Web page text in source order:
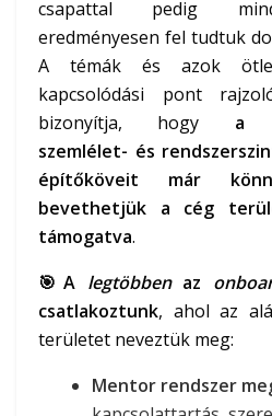
csapattal pedig
eredményesen fel tudtuk
A témák és azok
kapcsolódási pont
bizonyítja, hogy a
szemlélet- és
építőköveit már
bevethetjük a cég
támogatva.
🎯A legtöbben az
csatlakoztunk, ahol az
területet neveztük meg:
Mentor rendszer